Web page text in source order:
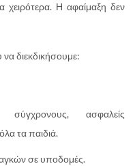
χειρότερα. Η αφαίμαξη δεν
διεκδικήσουμε:
ασφαλείς
τα παιδιά.
σε υποδομές.